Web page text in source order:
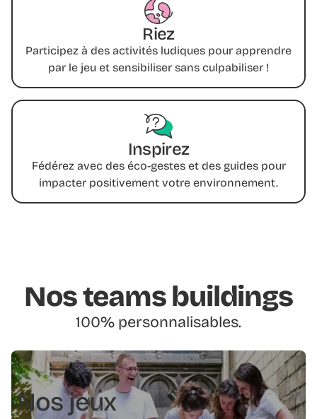
Riez
Participez à des activités ludiques pour apprendre
par le jeu et sensibiliser sans culpabiliser !
Inspirez
Fédérez avec des éco-gestes et des guides pour
impacter positivement votre environnement.
Nos teams buildings
100% personnalisables.
Nos jeux